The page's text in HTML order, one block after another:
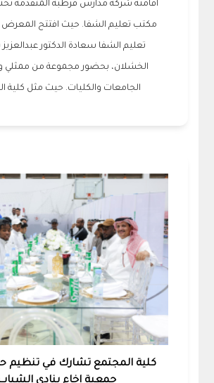
أقامته شركة مدارس قرطبة المتقدمة تحت
مكتب تعليم الشفا. حيث افتتح
تعليم الشفا سعادة الدكتور
الخشلان، بحضور مجموعة من ممثلي
الجامعات والكليات. حيث مثل كلية
كلية المجتمع تشارك في تنظيم
جمعية اخاء بنادي